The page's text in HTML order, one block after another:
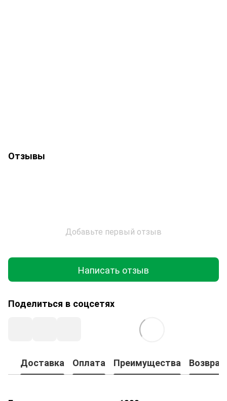
Отзывы
Добавьте первый отзыв
Написать отзыв
Поделиться в соцсетях
Доставка Оплата Преимущества Возврат